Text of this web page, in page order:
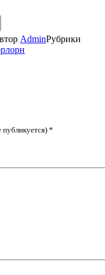
AdminРубрики
публикуется) *